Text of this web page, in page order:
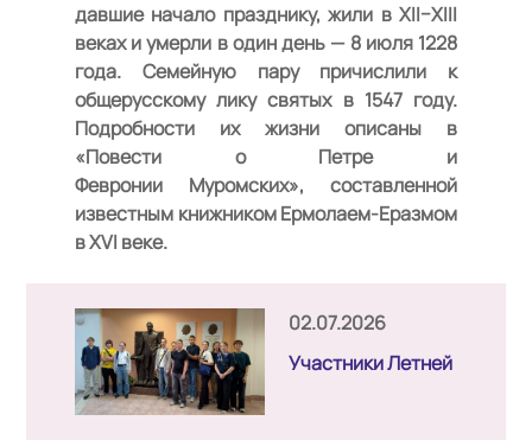
давшие начало празднику, жили в XII–XIII
веках и умерли в один день — 8 июля 1228
года. Семейную пару причислили к
общерусскому лику святых в 1547 году.
Подробности их жизни описаны в
«Повести о Петре и
Февронии Муромских», составленной
известным книжником Ермолаем-Еразмом
в XVI веке.
02.07.2026
Участники Летней